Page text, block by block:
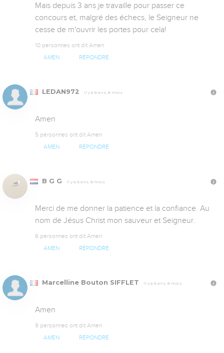
Mais depuis 3 ans je travaille pour passer ce
concours et, malgré des échecs, le Seigneur ne
cesse de m'ouvrir les portes pour cela!
10 personnes ont dit Amen
AMEN RÉPONDRE
LEDAN972 Il y a 6 ans, 8 mois
Amen
5 personnes ont dit Amen
AMEN RÉPONDRE
B G G Il y a 6 ans, 8 mois
Merci de me donner la patience et la confiance. Au
nom de Jésus Christ mon sauveur et Seigneur.
6 personnes ont dit Amen
AMEN RÉPONDRE
Marcelline Bouton SIFFLET Il y a 6 ans, 8 mois
Amen
9 personnes ont dit Amen
AMEN RÉPONDRE